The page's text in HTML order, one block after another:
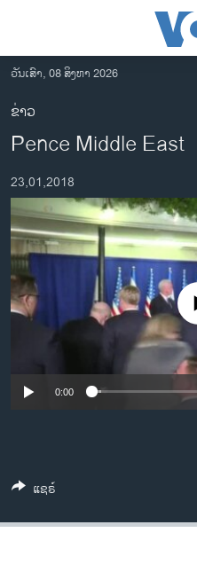
ເຂົ້າ
ຫາ
ຂ້າມ
ຂ້າມ
ໄປ
ຊອກ
ຄົ້ນ
ອາເມຣິກາ
ການເລືອກຕັ້ງ ປະທານາທີບໍດີ ສະຫ
ຂ່າວ​ຈີນ
ໂລກ
ເອເຊຍ
ອິດສະຫຼະພາບດ້ານການຂ່າວ
ຊີວິດຊາວລາວ
ຊຸມຊົນຊາວລາວ
ວິທະຍາສາດ-ເທັກໂນໂລຈີ
ພາສາອັງກິດ
ວັນເສົາ, 08 ສິງຫາ 2026
ຂ່າວ
Pence Middle East
23,01,2018
No media
0:00
ແຊຣ໌